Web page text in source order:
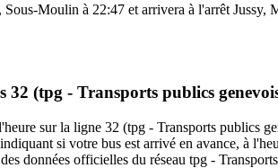
Moulin à 22:47 et arrivera à l'arrêt
32 (tpg - Transports publics
sur la ligne 32 (tpg - Transports publics
si votre bus est arrivé en avance, à
données officielles du réseau tpg -